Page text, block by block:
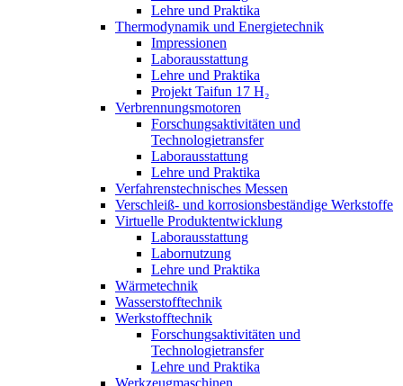
Lehre und Praktika
Thermodynamik und Energietechnik
Impressionen
Laborausstattung
Lehre und Praktika
Projekt Taifun 17 H₂
Verbrennungsmotoren
Forschungsaktivitäten und
Technologietransfer
Laborausstattung
Lehre und Praktika
Verfahrenstechnisches Messen
Verschleiß- und korrosionsbeständige Werkstoffe
Virtuelle Produktentwicklung
Laborausstattung
Labornutzung
Lehre und Praktika
Wärmetechnik
Wasserstofftechnik
Werkstofftechnik
Forschungsaktivitäten und
Technologietransfer
Lehre und Praktika
Werkzeugmaschinen